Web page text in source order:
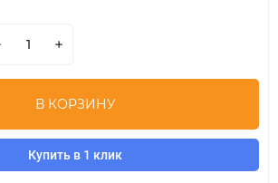
В КОРЗИНУ
Купить в 1 клик